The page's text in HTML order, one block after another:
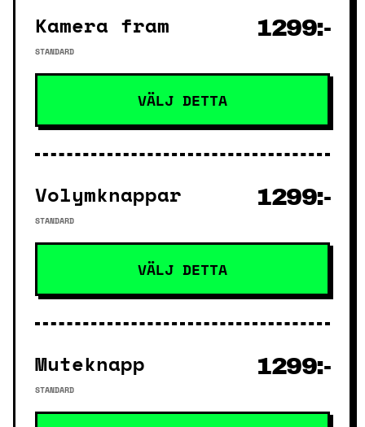
Kamera fram
STANDARD
1299:-
VÄLJ DETTA
Volymknappar
STANDARD
1299:-
VÄLJ DETTA
Muteknapp
STANDARD
1299:-